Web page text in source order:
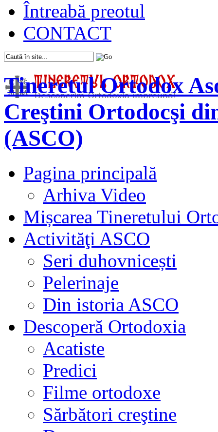
Întreabă preotul
CONTACT
Tineretul Ortodox
Creştini Ortodocşi
(ASCO)
Pagina principală
Arhiva Video
Mișcarea Tineretului
Activităţi ASCO
Seri duhovnicești
Pelerinaje
Din istoria ASCO
Descoperă Ortodoxia
Acatiste
Predici
Filme ortodoxe
Sărbători creştine